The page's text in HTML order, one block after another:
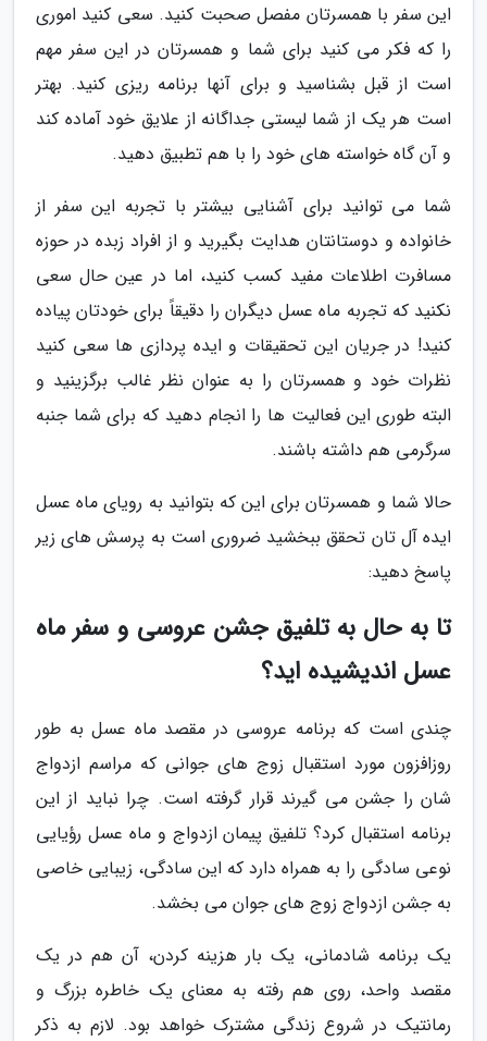
این سفر با همسرتان مفصل صحبت کنید. سعی کنید اموری
را که فکر می کنید برای شما و همسرتان در این سفر مهم
است از قبل بشناسید و برای آنها برنامه ریزی کنید. بهتر
است هر یک از شما لیستی جداگانه از علایق خود آماده کند
و آن گاه خواسته های خود را با هم تطبیق دهید.
شما می توانید برای آشنایی بیشتر با تجربه این سفر از
خانواده و دوستانتان هدایت بگیرید و از افراد زبده در حوزه
مسافرت اطلاعات مفید کسب کنید، اما در عین حال سعی
نکنید که تجربه ماه عسل دیگران را دقیقاً برای خودتان پیاده
کنید! در جریان این تحقیقات و ایده پردازی ها سعی کنید
نظرات خود و همسرتان را به عنوان نظر غالب برگزینید و
البته طوری این فعالیت ها را انجام دهید که برای شما جنبه
سرگرمی هم داشته باشند.
حالا شما و همسرتان برای این که بتوانید به رویای ماه عسل
ایده آل تان تحقق ببخشید ضروری است به پرسش های زیر
پاسخ دهید:
تا به حال به تلفیق جشن عروسی و سفر ماه
عسل اندیشیده اید؟
چندی است که برنامه عروسی در مقصد ماه عسل به طور
روزافزون مورد استقبال زوج های جوانی که مراسم ازدواج
شان را جشن می گیرند قرار گرفته است. چرا نباید از این
برنامه استقبال کرد؟ تلفیق پیمان ازدواج و ماه عسل رؤیایی
نوعی سادگی را به همراه دارد که این سادگی، زیبایی خاصی
به جشن ازدواج زوج های جوان می بخشد.
یک برنامه شادمانی، یک بار هزینه کردن، آن هم در یک
مقصد واحد، روی هم رفته به معنای یک خاطره بزرگ و
رمانتیک در شروع زندگی مشترک خواهد بود. لازم به ذکر